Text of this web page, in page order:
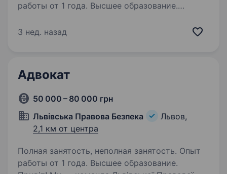
работы от 1 года. Высшее образование.
юридичну освіту; бажання працювати,
навички…
3 нед. назад
Адвокат
50 000 – 80 000 грн
Львівська Правова Безпека
Львов,
2,1 км от центра
Полная занятость, неполная занятость. Опыт
работы от 1 года. Высшее образование.